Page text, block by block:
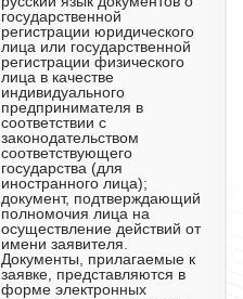
государственной
регистрации юридического
лица или государственной
регистрации физического
лица в качестве
индивидуального
предпринимателя в
соответствии с
законодательством
соответствующего
государства (для
иностранного лица);
документ, подтверждающий
полномочия лица на
осуществление действий от
имени заявителя.
Документы, прилагаемые к
заявке, представляются в
форме электронных